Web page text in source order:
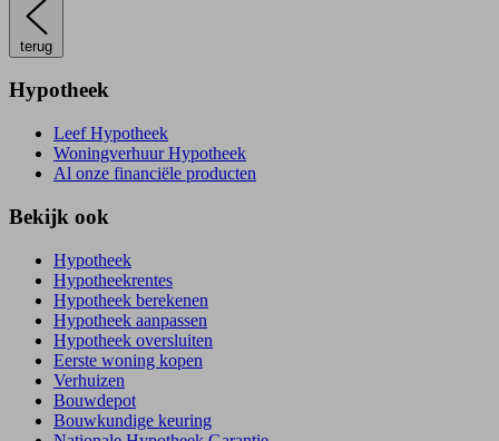
terug
Hypotheek
Leef Hypotheek
Woningverhuur Hypotheek
Al onze financiële producten
Bekijk ook
Hypotheek
Hypotheekrentes
Hypotheek berekenen
Hypotheek aanpassen
Hypotheek oversluiten
Eerste woning kopen
Verhuizen
Bouwdepot
Bouwkundige keuring